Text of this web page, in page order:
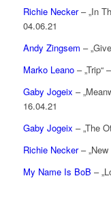
Richie Necker– „In
04.06.21
Andy Zingsem –
Marko Leano– „Trip“
Gaby Jogeix –
16.04.21
Gaby Jogeix – „The
Richie Necker– „New
My Name Is BoB –